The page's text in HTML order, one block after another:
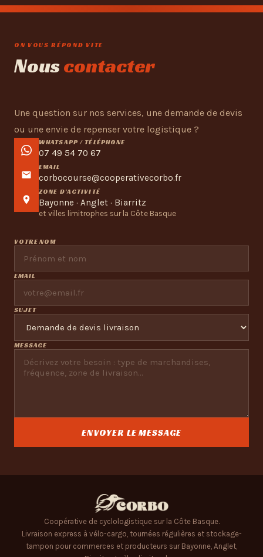
ON VOUS RÉPOND VITE
Nouscontacter
Une question sur nos services, une demande de devis
ou une envie de repenser votre logistique ?
WHATSAPP / TÉLÉPHONE
07 49 54 70 67
EMAIL
corbocourse@cooperativecorbo.fr
ZONE D'ACTIVITÉ
Bayonne · Anglet · Biarritz
et villes limitrophes sur la Côte Basque
VOTRE NOM
EMAIL
SUJET
MESSAGE
ENVOYER LE MESSAGE
Coopérative de cyclologistique sur la Côte Basque.
Livraison express à vélo-cargo, tournées régulières et stockage-
tampon pour commerces et producteurs sur Bayonne, Anglet,